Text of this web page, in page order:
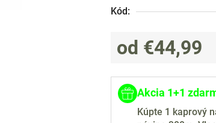
Kód:
od €44,99
Akcia 1+1
Kúpte 1 kaprový